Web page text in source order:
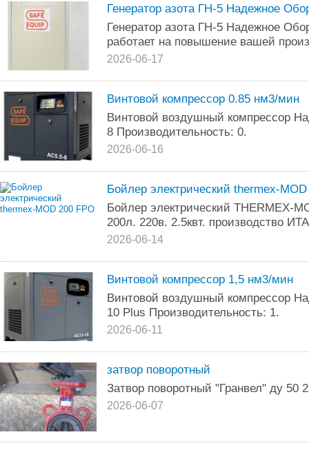
Генератор азота ГН-5 Надежное
Генератор азота ГН-5 Надежное
работает на повышение вашей
2026-06-17
Винтовой компрессор 0.85 нм3/мин
Винтовой воздушный компрессор
8 Производительность: 0.
2026-06-16
Бойлер электрический thermex-
Бойлер электрический THERMEX-
200л. 220в. 2.5квт. производство
2026-06-14
Винтовой компрессор 1,5 нм3/мин
Винтовой воздушный компрессор
10 Plus Производительность: 1.
2026-06-11
затвор поворотный
Затвор поворотный "Гранвел" ду 50
2026-06-07